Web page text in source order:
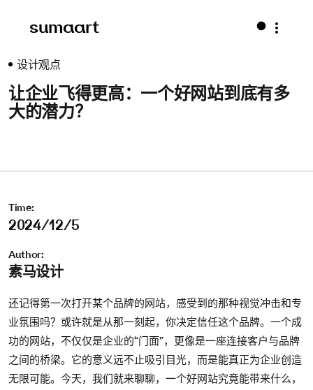
sumaart
设计观点
让企业飞得更高：一个好网站到底有多
大的潜力？
Time:
2024/12/5
Author:
素马设计
还记得第一次打开某个品牌的网站，感受到的那种视觉冲击和专
业氛围吗？或许就是从那一刻起，你决定信任这个品牌。一个成
功的网站，不仅仅是企业的“门面”，更像是一座连接客户与品牌
之间的桥梁。它的意义远不止吸引目光，而是能真正为企业创造
无限可能。今天，我们就来聊聊，一个好网站究竟能带来什么，